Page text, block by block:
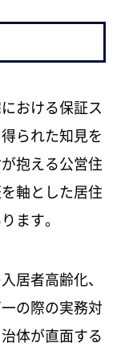
おける保証ス
られた知見を
抱える公営住
軸とした居住
ます。
居者高齢化、
の際の実務対
体が直面する